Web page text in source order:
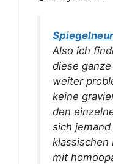
Also ich
diese
weiter
keine
den
sich
klassischen
mit